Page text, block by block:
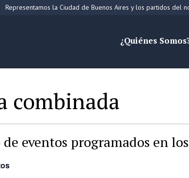
Representamos la Ciudad de Buenos Aires y los partidos del
¿Quiénes
combinada
eventos programados en